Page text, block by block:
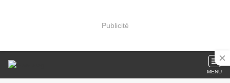
Publicité
MENU